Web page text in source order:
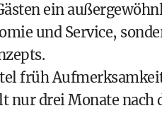
ein
und Service,
früh
nur drei Monate nach